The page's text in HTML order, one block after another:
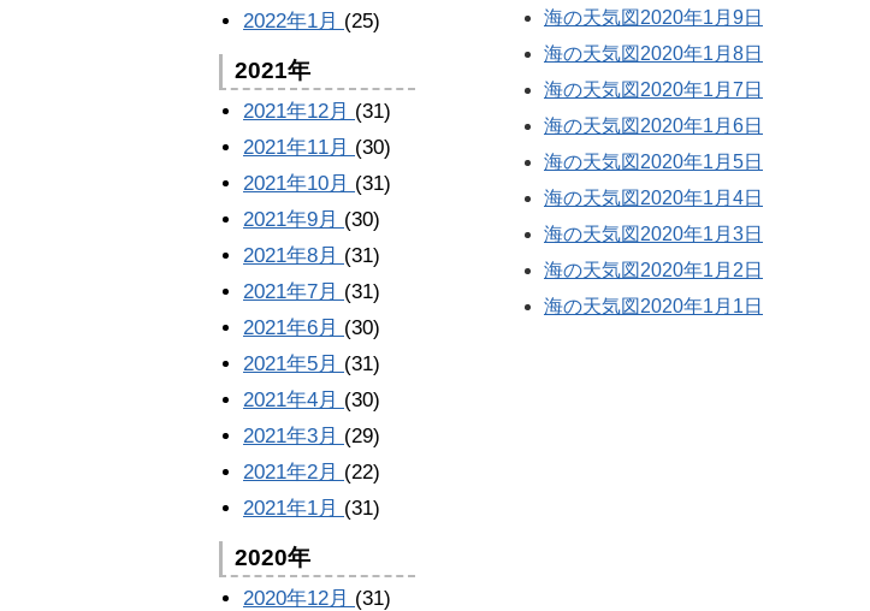
海の天気図2020年1月9日
海の天気図2020年1月8日
海の天気図2020年1月7日
海の天気図2020年1月6日
海の天気図2020年1月5日
海の天気図2020年1月4日
海の天気図2020年1月3日
海の天気図2020年1月2日
海の天気図2020年1月1日
2022年1月 (25)
2021年
2021年12月 (31)
2021年11月 (30)
2021年10月 (31)
2021年9月 (30)
2021年8月 (31)
2021年7月 (31)
2021年6月 (30)
2021年5月 (31)
2021年4月 (30)
2021年3月 (29)
2021年2月 (22)
2021年1月 (31)
2020年
2020年12月 (31)